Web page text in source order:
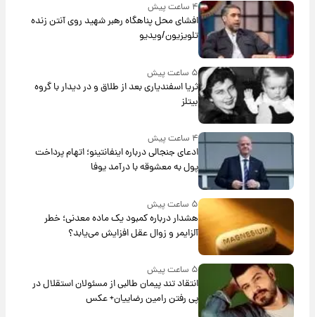
۴ ساعت پیش
افشای محل پناهگاه‌ رهبر شهید روی آنتن زنده
تلویزیون/ویدیو
۵ ساعت پیش
ثریا اسفندیاری بعد از طلاق و در دیدار با گروه
بیتلز
۴ ساعت پیش
ادعای جنجالی درباره اینفانتینو؛ اتهام پرداخت
پول به معشوقه با درآمد یوفا
۵ ساعت پیش
هشدار درباره کمبود یک ماده معدنی؛ خطر
آلزایمر و زوال عقل افزایش می‌یابد؟
۵ ساعت پیش
انتقاد تند پیمان طالبی از مسئولان استقلال در
پی رفتن رامین رضاییان+ عکس